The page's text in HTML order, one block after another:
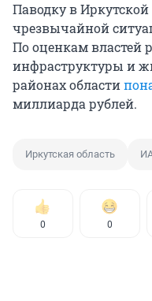
Паводку в Иркутской
чрезвычайной
По оценкам властей
инфраструктуры и
районах области
миллиарда рублей.
Иркутская область
0 0